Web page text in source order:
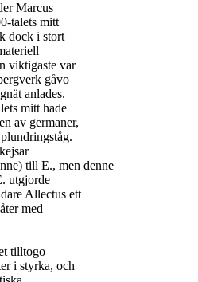
Marcus
talets mitt
dock i stort
viktigaste var
gåvo
anlades.
mitt hade
av germaner,
till E., men denne
utgjorde
Allectus ett
med
tilltogo
i styrka, och